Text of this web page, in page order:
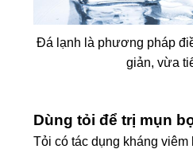
Đá lạnh là phương pháp
giản, vừa
Dùng tỏi để trị mụn
Tỏi có tác dụng kháng viêm